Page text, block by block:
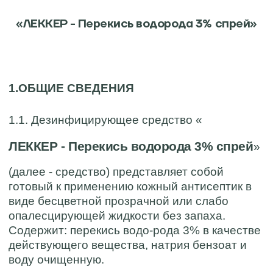
персональных данных
«ЛЕККЕР - Перекись водорода 3% спрей»
1.ОБЩИЕ СВЕДЕНИЯ
1.1. Дезинфицирующее средство «
ЛЕККЕР - Перекись водорода 3% спрей»
(далее - средство) представляет собой
готовый к применению кожный антисептик в
виде бесцветной прозрачной или слабо
опалесцирующей жидкости без запаха.
Содержит: перекись водо-рода 3% в качестве
действующего вещества, натрия бензоат и
воду очищенную.